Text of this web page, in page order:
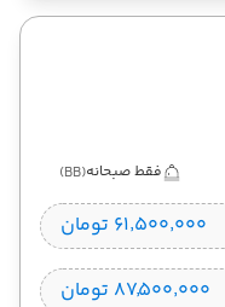
فقط صبحانه(BB)
۶۱٬۵۰۰٬۰۰۰ تومان
۸۷٬۵۰۰٬۰۰۰ تومان